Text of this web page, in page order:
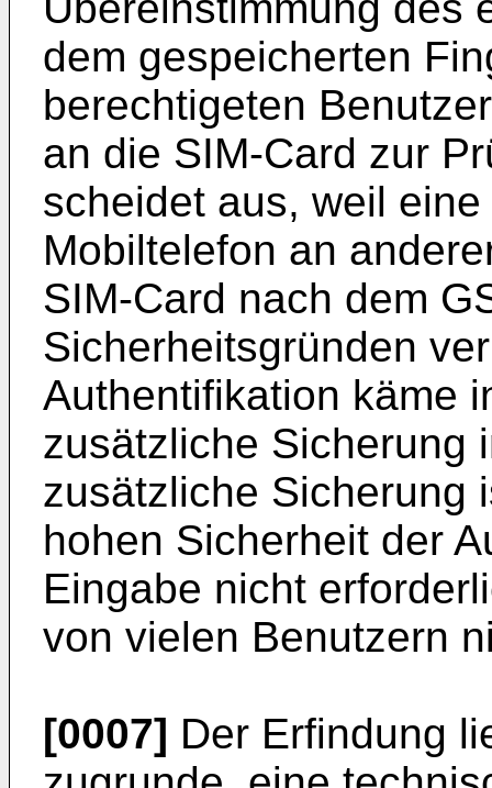
dem gespeicherten
berechtigeten
an die SIM-Card zur
scheidet aus, weil
Mobiltelefon an
SIM-Card nach dem
Sicherheitsgründen
Authentifikation käme
zusätzliche Sicherung
zusätzliche Sicherung
hohen Sicherheit der
Eingabe nicht
von vielen Benutzern
[0007] Der Erfindung